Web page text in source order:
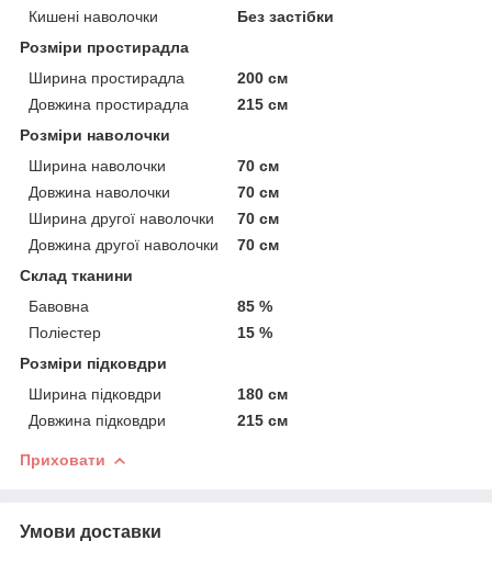
Кишені наволочки
Без застібки
Розміри простирадла
Ширина простирадла
200 см
Довжина простирадла
215 см
Розміри наволочки
Ширина наволочки
70 см
Довжина наволочки
70 см
Ширина другої наволочки
70 см
Довжина другої наволочки
70 см
Склад тканини
Бавовна
85 %
Поліестер
15 %
Розміри підковдри
Ширина підковдри
180 см
Довжина підковдри
215 см
Приховати
Умови доставки